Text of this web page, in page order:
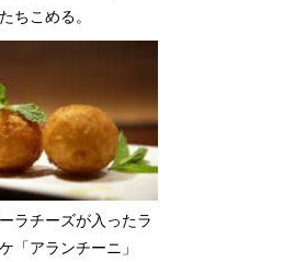
ちこめる。
ラチーズが入ったラ
「アランチーニ」